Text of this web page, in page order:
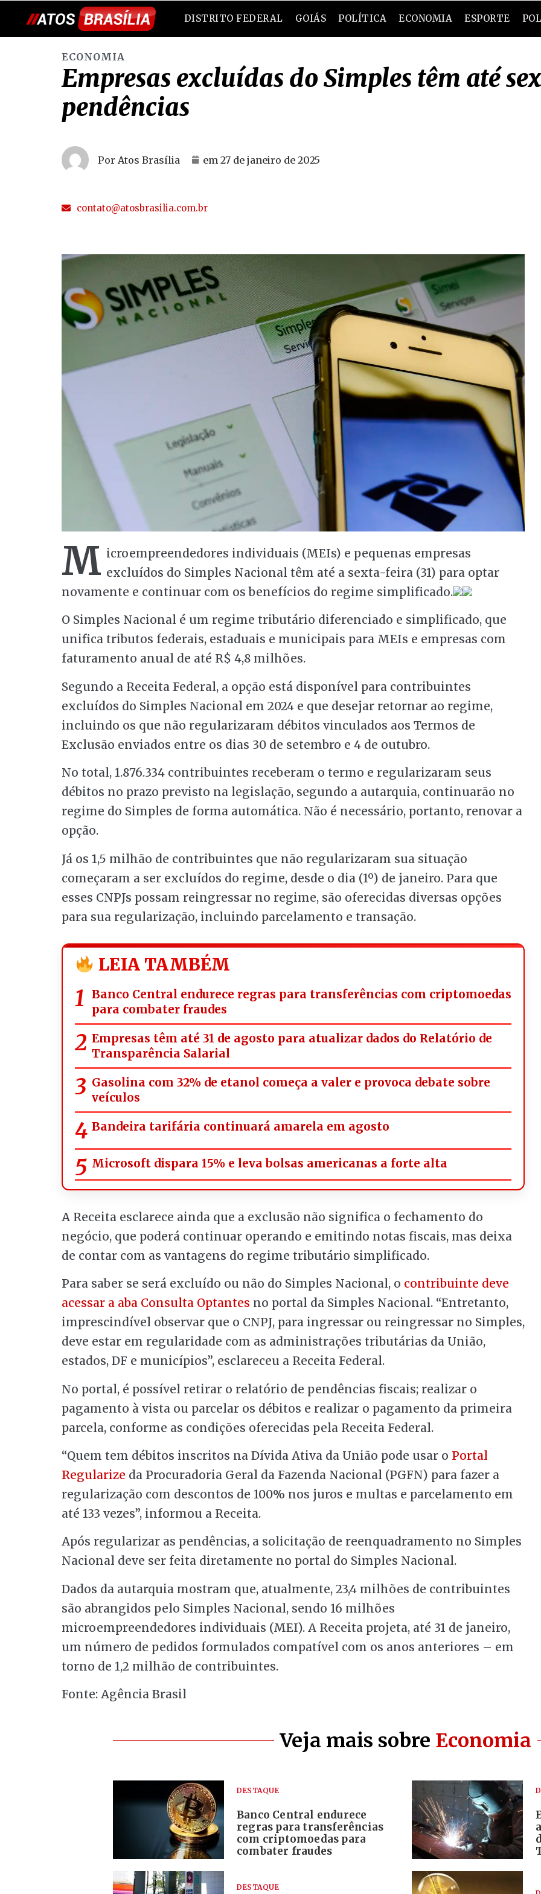
DISTRITO FEDERAL GOIÁS POLÍTICA ECONOMIA ESPORTE
ECONOMIA
Empresas excluídas do Simples têm até
pendências
Por Atos Brasília em 27 de janeiro de 2025
contato@atosbrasilia.com.br
M icroempreendedores individuais (MEIs) e pequenas empresas
excluídos do Simples Nacional têm até a sexta-feira (31) para optar
novamente e continuar com os benefícios do regime simplificado.
O Simples Nacional é um regime tributário diferenciado e simplificado, que
unifica tributos federais, estaduais e municipais para MEIs e empresas com
faturamento anual de até R$ 4,8 milhões.
Segundo a Receita Federal, a opção está disponível para contribuintes
excluídos do Simples Nacional em 2024 e que desejar retornar ao regime,
incluindo os que não regularizaram débitos vinculados aos Termos de
Exclusão enviados entre os dias 30 de setembro e 4 de outubro.
No total, 1.876.334 contribuintes receberam o termo e regularizaram seus
débitos no prazo previsto na legislação, segundo a autarquia, continuarão no
regime do Simples de forma automática. Não é necessário, portanto, renovar a
opção.
Já os 1,5 milhão de contribuintes que não regularizaram sua situação
começaram a ser excluídos do regime, desde o dia (1º) de janeiro. Para que
esses CNPJs possam reingressar no regime, são oferecidas diversas opções
para sua regularização, incluindo parcelamento e transação.
LEIA TAMBÉM
Banco Central endurece regras para transferências com criptomoedas
para combater fraudes
Empresas têm até 31 de agosto para atualizar dados do Relatório de
Transparência Salarial
Gasolina com 32% de etanol começa a valer e provoca debate sobre
veículos
Bandeira tarifária continuará amarela em agosto
Microsoft dispara 15% e leva bolsas americanas a forte alta
A Receita esclarece ainda que a exclusão não significa o fechamento do
negócio, que poderá continuar operando e emitindo notas fiscais, mas deixa
de contar com as vantagens do regime tributário simplificado.
Para saber se será excluído ou não do Simples Nacional, o contribuinte deve
acessar a aba Consulta Optantes no portal da Simples Nacional. “Entretanto,
imprescindível observar que o CNPJ, para ingressar ou reingressar no Simples,
deve estar em regularidade com as administrações tributárias da União,
estados, DF e municípios”, esclareceu a Receita Federal.
No portal, é possível retirar o relatório de pendências fiscais; realizar o
pagamento à vista ou parcelar os débitos e realizar o pagamento da primeira
parcela, conforme as condições oferecidas pela Receita Federal.
“Quem tem débitos inscritos na Dívida Ativa da União pode usar o Portal
Regularize da Procuradoria Geral da Fazenda Nacional (PGFN) para fazer a
regularização com descontos de 100% nos juros e multas e parcelamento em
até 133 vezes”, informou a Receita.
Após regularizar as pendências, a solicitação de reenquadramento no Simples
Nacional deve ser feita diretamente no portal do Simples Nacional.
Dados da autarquia mostram que, atualmente, 23,4 milhões de contribuintes
são abrangidos pelo Simples Nacional, sendo 16 milhões
microempreendedores individuais (MEI). A Receita projeta, até 31 de janeiro,
um número de pedidos formulados compatível com os anos anteriores – em
torno de 1,2 milhão de contribuintes.
Fonte: Agência Brasil
Veja mais sobre Economia
DESTAQUE
Banco Central endurece
regras para transferências
com criptomoedas para
combater fraudes
DESTAQUE